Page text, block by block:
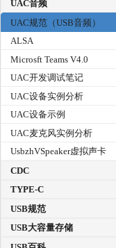
UAC音频
UAC规范（USB音频）
ALSA
Microsft Teams V4.0
UAC开发调试笔记
UAC设备实例分析
UAC设备示例
UAC麦克风实例分析
UsbzhVSpeaker虚拟声卡
CDC
TYPE-C
USB规范
USB大容量存储